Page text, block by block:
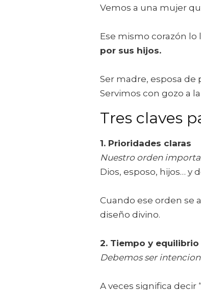
Vemos a una mujer
Ese mismo corazón
por sus hijos.
Ser madre, esposa
Servimos con gozo a
Tres claves
1. Prioridades claras
Nuestro orden
Dios, esposo, hijos… y
Cuando ese orden se
diseño divino.
2. Tiempo y equilibrio
Debemos ser
A veces significa decir